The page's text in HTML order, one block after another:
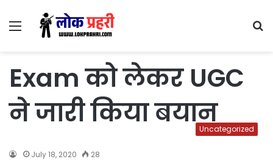
Menu
Exam को लेकर UGC
ने जारी किया बयानUncategorized
July 18, 2020 28